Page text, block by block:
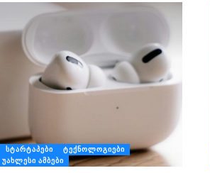
ᲡᲢᲐᲠᲢᲐᲞᲔᲑᲘ
ᲢᲔᲥᲜᲝᲚᲝᲒᲘᲔᲑᲘ
ᲣᲐᲮᲚᲔᲡᲘ ᲐᲛᲑᲔᲑᲘ